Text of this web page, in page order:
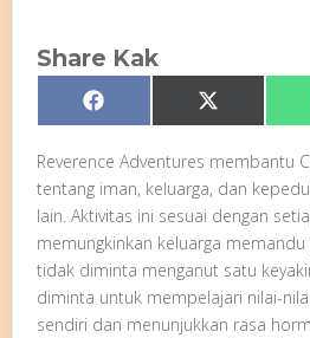
Share Kak
Share
on
Facebook Share
on
X
(Twitter)
Reverence Adventures membantu
tentang iman, keluarga, dan
lain. Aktivitas ini sesuai dengan
memungkinkan keluarga
tidak diminta menganut satu
diminta untuk mempelajari nilai-
sendiri dan menunjukkan rasa